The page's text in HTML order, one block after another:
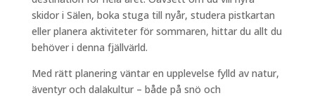
skidor i Sälen, boka stuga till nyår, studera pistkartan
eller planera aktiviteter för sommaren, hittar du allt du
behöver i denna fjällvärld.
Med rätt planering väntar en upplevelse fylld av natur,
äventyr och dalakultur – både på snö och